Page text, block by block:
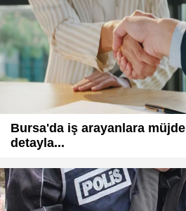
Bursa'da iş arayanlara
detayla...